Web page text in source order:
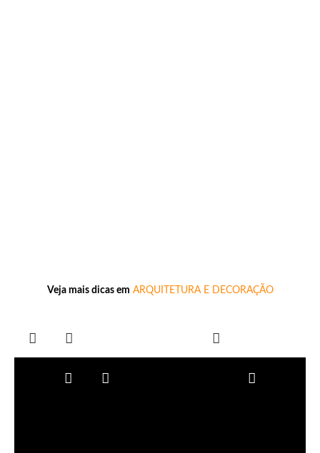
Veja mais dicas em ARQUITETURA E DECORAÇÃO